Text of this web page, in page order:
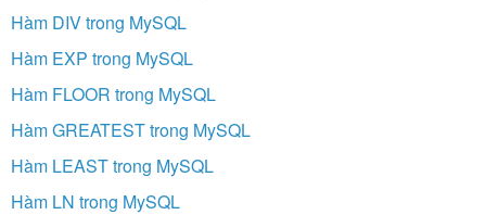
Hàm DIV trong MySQL
Hàm EXP trong MySQL
Hàm FLOOR trong MySQL
Hàm GREATEST trong MySQL
Hàm LEAST trong MySQL
Hàm LN trong MySQL